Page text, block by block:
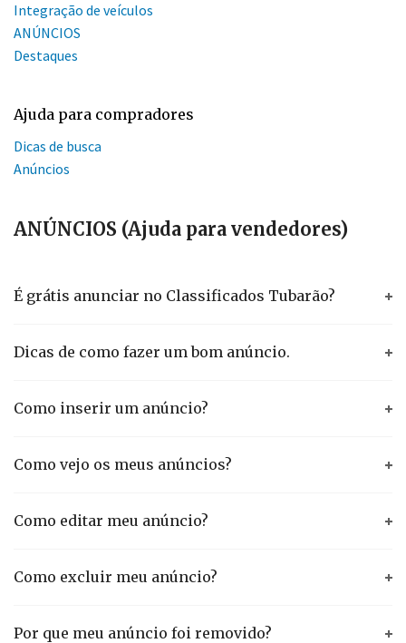
Integração de veículos
ANÚNCIOS
Destaques
Ajuda para compradores
Dicas de busca
Anúncios
ANÚNCIOS (Ajuda para vendedores)
É grátis anunciar no Classificados Tubarão?
Dicas de como fazer um bom anúncio.
Como inserir um anúncio?
Como vejo os meus anúncios?
Como editar meu anúncio?
Como excluir meu anúncio?
Por que meu anúncio foi removido?